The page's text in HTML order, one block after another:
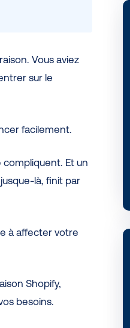
Vous aviez
sur le
facilement.
Et un
là, finit par
à affecter votre
Shopify,
besoins.